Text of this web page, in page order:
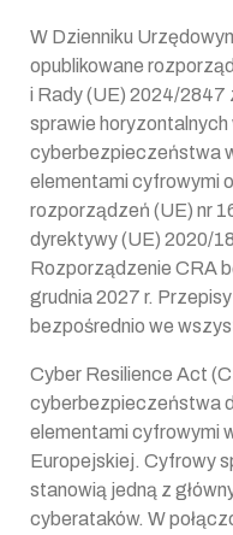
W Dzienniku
opublikowane
i Rady (UE) 2024/2847
sprawie
cyberbezpieczeństwa
elementami cyfrowymi
rozporządzeń (UE) nr
dyrektywy (UE) 2020/
Rozporządzenie CRA
grudnia 2027 r.
bezpośrednio we
Cyber Resilience Act
cyberbezpieczeństwa
elementami cyfrowymi
Europejskiej. Cyfrowy
stanowią jedną z
cyberataków. W